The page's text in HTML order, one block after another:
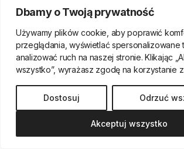
Dbamy o Twoją prywatność
Używamy plików cookie, aby poprawić
przeglądania, wyświetlać spersonalizowane
analizować ruch na naszej stronie. Klikając
wszystko”, wyrażasz zgodę na korzystanie
Dostosuj Odrzuć
Akceptuj wszystko
LET'S
© 2025 – 2035 | All rights reserved